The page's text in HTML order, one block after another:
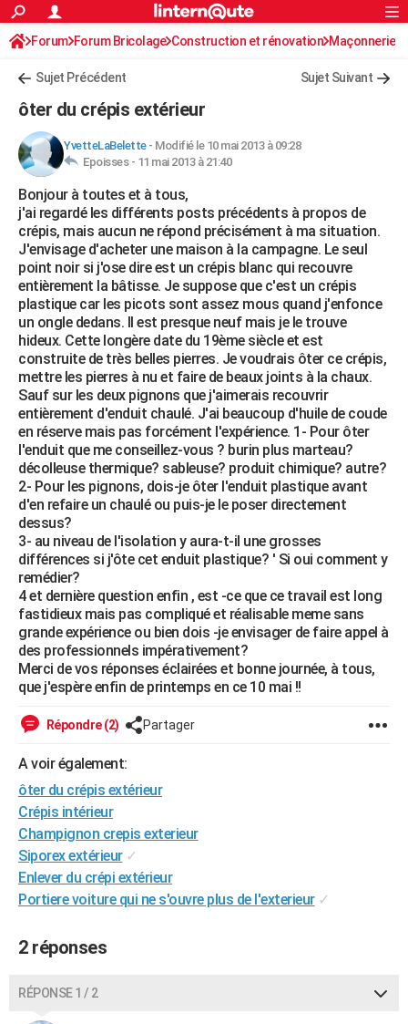
ACTUALITÉS
Politique
Société
Faits Divers
Education
Monde
Villes
+
FINANCE
Retraite
Impôts
Epargne
Immobilier
Risques naturels par ville
Banque
Assurance
Crédit
AUTO
Essais
Réserver un essai
Citadines
Berlines
SUV
Forum auto
+HIGH-TECH
Mobiles
Meilleur smartphone
Internet
Ordinateurs
Jeux vidéo
Guide high-tech
+BRICOLAGE
Forum
Aménagement intérieur
Extérieur
Cuisine
Salle de bains
Jardinage
Rangement
WEEK-END
Guides de France
Escapades
Patrimoine
Expositions
Musées
Week-end nature
+LIFESTYLE
Art de vivre
Bien-être
Modes de vie
SANTE
Alimentation
Guide de la santé
Maladies
Médicaments
Sommeil
VOYAGE
Destinations
City break
Voyage nature
Voyage de noces
Forum
Climat
+PHOTO
GUIDES D'ACHAT
BONS PLANS
CARTE DE VOEUX
Carte de Noël
Carte Bonne année
Carte Saint-Valentin
Carte Pâques
Carte d'anniversaire
DICTIONNAIRE
Dictionnaire
Biographies
Citations
Expressions
Proverbes
PROGRAMME TV
COPAINS D'AVANT
S'inscrire
Se connecter
Lycées
Collèges
Primaires
Universités
Entreprises
Service militaire
Avis de recherche
AVIS DE DÉCÈS
FORUM
Bricolage
Lifestyle
Culture
Sport
Auto
Television
Voyage
Cinema
Rechercher
S'inscrire
Connexion
Forum Forum Bricolage Construction et rénovation Maçonnerie
Sujet Précédent Sujet Suivant
ôter du crépis extérieur
YvetteLaBelette- Modifié le 10 mai 2013 à 09:28
Epoisses - 11 mai 2013 à 21:40
Bonjour à toutes et à tous,
j'ai regardé les différents posts précédents à propos de
crépis, mais aucun ne répond précisément à ma situation.
J'envisage d'acheter une maison à la campagne. Le seul
point noir si j'ose dire est un crépis blanc qui recouvre
entièrement la bâtisse. Je suppose que c'est un crépis
plastique car les picots sont assez mous quand j'enfonce
un ongle dedans. Il est presque neuf mais je le trouve
hideux. Cette longère date du 19ème siècle et est
construite de très belles pierres. Je voudrais ôter ce crépis,
mettre les pierres à nu et faire de beaux joints à la chaux.
Sauf sur les deux pignons que j'aimerais recouvrir
entièrement d'enduit chaulé. J'ai beaucoup d'huile de coude
en réserve mais pas forcément l'expérience. 1- Pour ôter
l'enduit que me conseillez-vous ? burin plus marteau?
décolleuse thermique? sableuse? produit chimique? autre?
2- Pour les pignons, dois-je ôter l'enduit plastique avant
d'en refaire un chaulé ou puis-je le poser directement
dessus?
3- au niveau de l'isolation y aura-t-il une grosses
différences si j'ôte cet enduit plastique? ' Si oui comment y
remédier?
4 et dernière question enfin , est -ce que ce travail est long
fastidieux mais pas compliqué et réalisable meme sans
grande expérience ou bien dois -je envisager de faire appel à
des professionnels impérativement?
Merci de vos réponses éclairées et bonne journée, à tous,
que j'espère enfin de printemps en ce 10 mai !!
Répondre (2) Partager
A voir également:
ôter du crépis extérieur
Crépis intérieur
Champignon crepis exterieur
Siporex extérieur ✓
Enlever du crépi extérieur
Portiere voiture qui ne s'ouvre plus de l'exterieur ✓
2 réponses
RÉPONSE 1 / 2